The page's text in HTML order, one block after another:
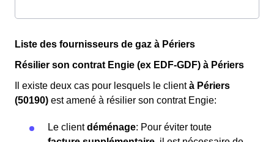
Liste des fournisseurs de gaz à Périers
Résilier son contrat Engie (ex EDF-GDF) à Périers
Il existe deux cas pour lesquels le clientà Périers
(50190) est amené à résilier son contrat Engie:
Le clientdéménage: Pour éviter toute